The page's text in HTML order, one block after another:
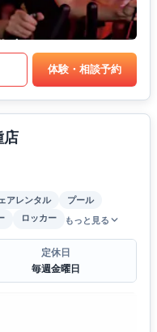
体験・相談予約
店
アレンタル
プール
ロッカー もっと見る
定休日
毎週金曜日